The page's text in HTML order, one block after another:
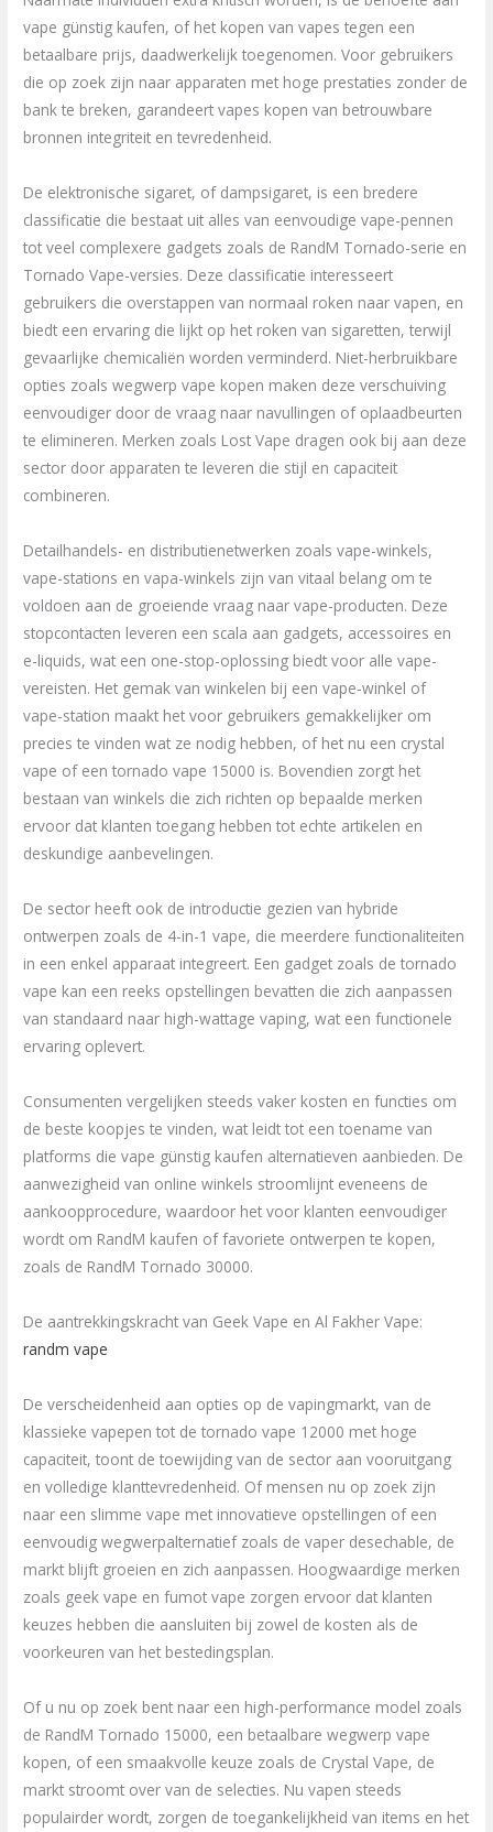
vape günstig kaufen, of het kopen van vapes tegen een
betaalbare prijs, daadwerkelijk toegenomen. Voor gebruikers
die op zoek zijn naar apparaten met hoge prestaties zonder de
bank te breken, garandeert vapes kopen van betrouwbare
bronnen integriteit en tevredenheid.
De elektronische sigaret, of dampsigaret, is een bredere
classificatie die bestaat uit alles van eenvoudige vape-pennen
tot veel complexere gadgets zoals de RandM Tornado-serie en
Tornado Vape-versies. Deze classificatie interesseert
gebruikers die overstappen van normaal roken naar vapen, en
biedt een ervaring die lijkt op het roken van sigaretten, terwijl
gevaarlijke chemicaliën worden verminderd. Niet-herbruikbare
opties zoals wegwerp vape kopen maken deze verschuiving
eenvoudiger door de vraag naar navullingen of oplaadbeurten
te elimineren. Merken zoals Lost Vape dragen ook bij aan deze
sector door apparaten te leveren die stijl en capaciteit
combineren.
Detailhandels- en distributienetwerken zoals vape-winkels,
vape-stations en vapa-winkels zijn van vitaal belang om te
voldoen aan de groeiende vraag naar vape-producten. Deze
stopcontacten leveren een scala aan gadgets, accessoires en
e-liquids, wat een one-stop-oplossing biedt voor alle vape-
vereisten. Het gemak van winkelen bij een vape-winkel of
vape-station maakt het voor gebruikers gemakkelijker om
precies te vinden wat ze nodig hebben, of het nu een crystal
vape of een tornado vape 15000 is. Bovendien zorgt het
bestaan van winkels die zich richten op bepaalde merken
ervoor dat klanten toegang hebben tot echte artikelen en
deskundige aanbevelingen.
De sector heeft ook de introductie gezien van hybride
ontwerpen zoals de 4-in-1 vape, die meerdere functionaliteiten
in een enkel apparaat integreert. Een gadget zoals de tornado
vape kan een reeks opstellingen bevatten die zich aanpassen
van standaard naar high-wattage vaping, wat een functionele
ervaring oplevert.
Consumenten vergelijken steeds vaker kosten en functies om
de beste koopjes te vinden, wat leidt tot een toename van
platforms die vape günstig kaufen alternatieven aanbieden. De
aanwezigheid van online winkels stroomlijnt eveneens de
aankoopprocedure, waardoor het voor klanten eenvoudiger
wordt om RandM kaufen of favoriete ontwerpen te kopen,
zoals de RandM Tornado 30000.
De aantrekkingskracht van Geek Vape en Al Fakher Vape:
randm vape
De verscheidenheid aan opties op de vapingmarkt, van de
klassieke vapepen tot de tornado vape 12000 met hoge
capaciteit, toont de toewijding van de sector aan vooruitgang
en volledige klanttevredenheid. Of mensen nu op zoek zijn
naar een slimme vape met innovatieve opstellingen of een
eenvoudig wegwerpalternatief zoals de vaper desechable, de
markt blijft groeien en zich aanpassen. Hoogwaardige merken
zoals geek vape en fumot vape zorgen ervoor dat klanten
keuzes hebben die aansluiten bij zowel de kosten als de
voorkeuren van het bestedingsplan.
Of u nu op zoek bent naar een high-performance model zoals
de RandM Tornado 15000, een betaalbare wegwerp vape
kopen, of een smaakvolle keuze zoals de Crystal Vape, de
markt stroomt over van de selecties. Nu vapen steeds
populairder wordt, zorgen de toegankelijkheid van items en het